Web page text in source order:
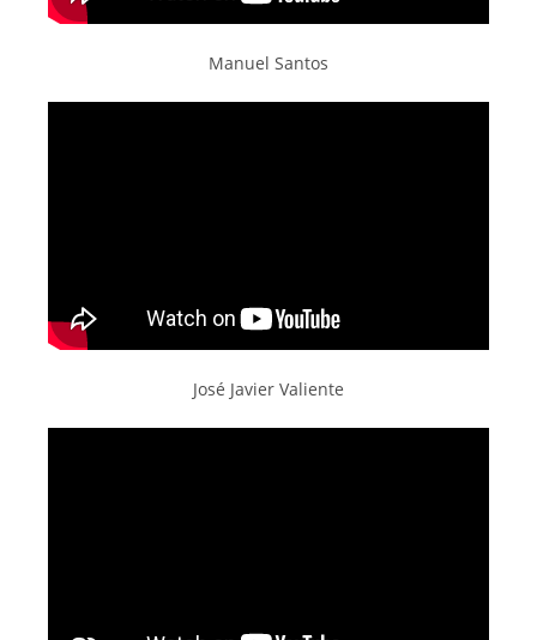
Manuel Santos
José Javier Valiente